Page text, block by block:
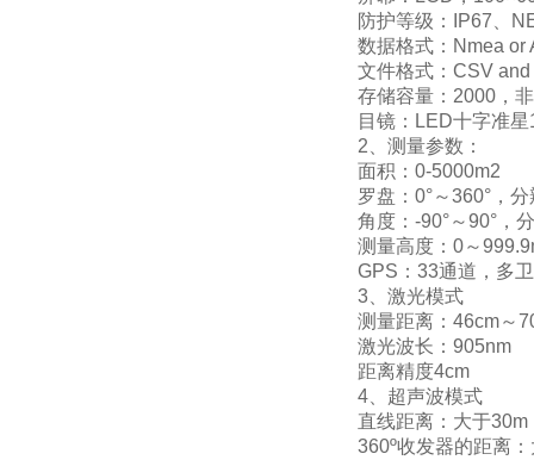
防护等级：IP67、
数据格式：Nmea or
文件格式：CSV and
存储容量：2000，
目镜：LED十字准
2、测量参数：
面积：0-5000m2
罗盘：0°～360°，
角度：-90°～90°，
测量高度：0～
GPS：33通道，多
3、激光模式
测量距离：46cm～
激光波长：905nm
距离精度4cm
4、超声波模式
直线距离：大于30m
360º收发器的距离